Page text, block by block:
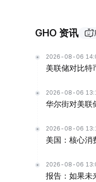
GHO 资讯
2026-08-06
美联储对比特
2026-08-06
华尔街对美联
2026-08-06
美国：核心消
2026-08-06
报告：如果未